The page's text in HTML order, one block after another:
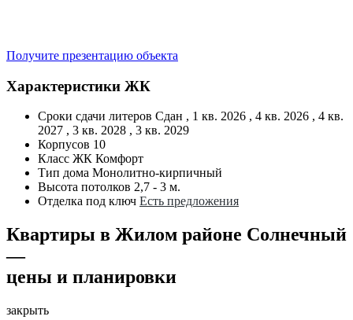
Получите презентацию объекта
Характеристики ЖК
Сроки сдачи литеров Сдан , 1 кв. 2026 , 4 кв. 2026 , 4 кв.
2027 , 3 кв. 2028 , 3 кв. 2029
Корпусов 10
Класс ЖК Комфорт
Тип дома Монолитно-кирпичный
Высота потолков 2,7 - 3 м.
Отделка под ключ Есть предложения
Квартиры в Жилом районе Солнечный
—
цены и планировки
закрыть